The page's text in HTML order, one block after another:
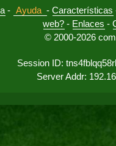
- Ayuda -Características
web? - Enlaces -
© 2000-2026
Session ID:
Server Addr: